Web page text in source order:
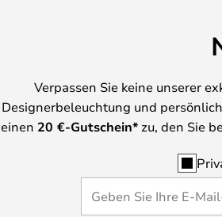
Verpassen Sie keine unserer
Designerbeleuchtung und
einen 20 €-Gutschein*zu, den Sie